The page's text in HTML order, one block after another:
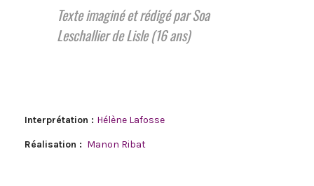
Texte imaginé et rédigé par Soa
Leschallier de Lisle (16 ans)
Interprétation : Hélène Lafosse
Réalisation : Manon Ribat